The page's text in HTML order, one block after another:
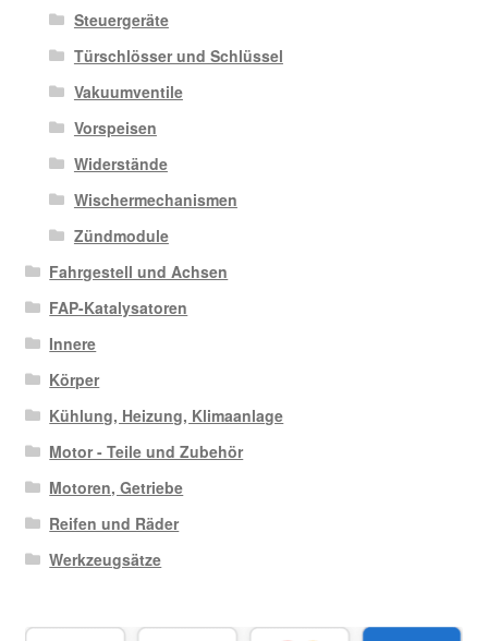
Steuergeräte
Türschlösser und Schlüssel
Vakuumventile
Vorspeisen
Widerstände
Wischermechanismen
Zündmodule
Fahrgestell und Achsen
FAP-Katalysatoren
Innere
Körper
Kühlung, Heizung, Klimaanlage
Motor - Teile und Zubehör
Motoren, Getriebe
Reifen und Räder
Werkzeugsätze